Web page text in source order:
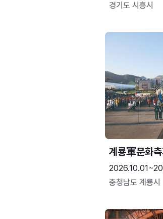
경기도 시흥시
충청남도 계룡시